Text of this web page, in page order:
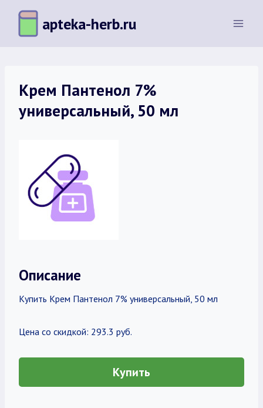
Перейти
содержимому
apteka-herb.ru
Крем Пантенол 7%
универсальный, 50 мл
Описание
Купить Крем Пантенол 7% универсальный, 50 мл
Цена со скидкой: 293.3 руб.
Купить